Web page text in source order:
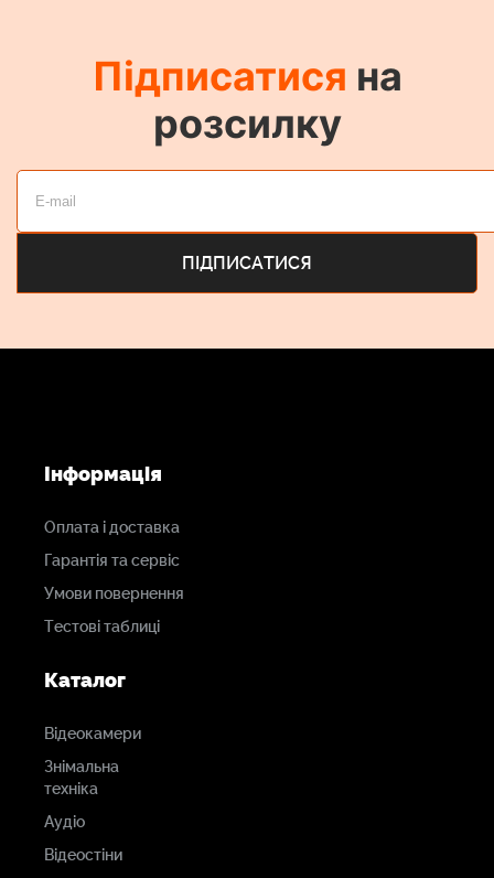
діафрагма
Мінімальна
Т22
Підписатися на
розсилку
Інформація
Оплата і доставка
Гарантія та сервіс
Умови повернення
Тестові таблиці
Каталог
Відеокамери
Знімальна
техніка
Аудіо
Відеостіни